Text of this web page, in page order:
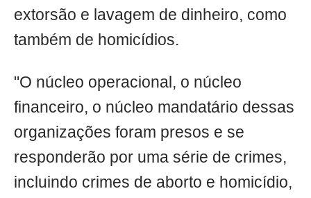
extorsão e lavagem de dinheiro, como
também de homicídios.
"O núcleo operacional, o núcleo
financeiro, o núcleo mandatário dessas
organizações foram presos e se
responderão por uma série de crimes,
incluindo crimes de aborto e homicídio,